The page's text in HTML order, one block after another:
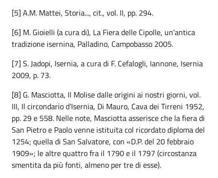
[5] A.M. Mattei, Storia..., cit., vol. II, pp. 294.
[6] M. Gioielli (a cura di), La Fiera delle Cipolle, un’antica
tradizione isernina, Palladino, Campobasso 2005.
[7] S. Jadopi, Isernia, a cura di F. Cefalogli, Iannone, Isernia
2009, p. 73.
[8] G. Masciotta, Il Molise dalle origini ai nostri giorni, vol.
III, Il circondario d’Isernia, Di Mauro, Cava dei Tirreni 1952,
pp. 29 e 558. Nelle note, Masciotta asserisce che la fiera di
San Pietro e Paolo venne istituita col ricordato diploma del
1254; quella di San Salvatore, con «D.P. del 20 febbraio
1909»; le altre quattro fra il 1790 e il 1797 (circostanza
smentita da più fonti, almeno per tre di esse).